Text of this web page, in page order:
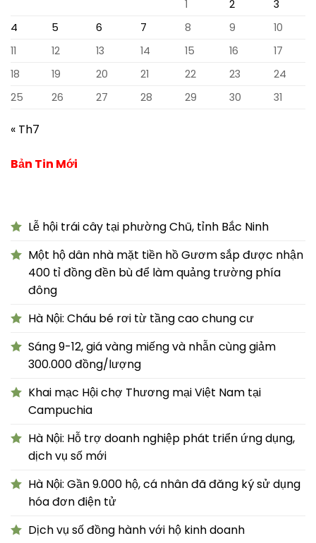
1
2
3
4
5 6 7 8 9
10
11
12 13 14 15 16
17
18
19 20 21 22 23
24
25
26 27 28 29 30 31
« Th7
Bản Tin Mới
Lễ hội trái cây tại phường Chũ, tỉnh Bắc Ninh
Một hộ dân nhà mặt tiền hồ Gươm sắp được nhận
400 tỉ đồng đền bù để làm quảng trường phía
đông
Hà Nội: Cháu bé rơi từ tầng cao chung cư
Sáng 9-12, giá vàng miếng và nhẫn cùng giảm
300.000 đồng/lượng
Khai mạc Hội chợ Thương mại Việt Nam tại
Campuchia
Hà Nội: Hỗ trợ doanh nghiệp phát triển ứng dụng,
dịch vụ số mới
Hà Nội: Gần 9.000 hộ, cá nhân đã đăng ký sử dụng
hóa đơn điện tử
Dịch vụ số đồng hành với hộ kinh doanh